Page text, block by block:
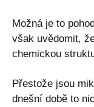
Možná je to
však uvědomit,
chemickou
Přestože jsou
dnešní době to